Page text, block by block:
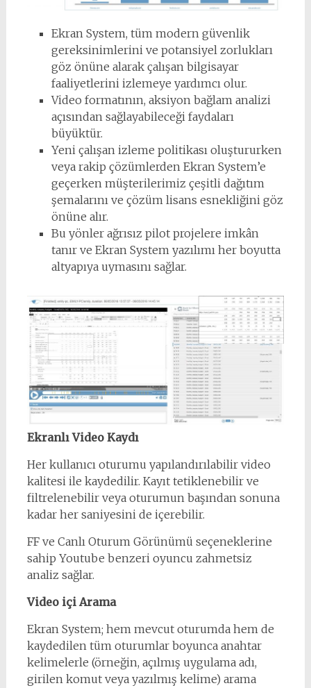
Ekran System, tüm modern güvenlik
gereksinimlerini ve potansiyel zorlukları
göz önüne alarak çalışan bilgisayar
faaliyetlerini izlemeye yardımcı olur.
Video formatının, aksiyon bağlam analizi
açısından sağlayabileceği faydaları
büyüktür.
Yeni çalışan izleme politikası oluştururken
veya rakip çözümlerden Ekran System’e
geçerken müşterilerimiz çeşitli dağıtım
şemalarını ve çözüm lisans esnekliğini göz
önüne alır.
Bu yönler ağrısız pilot projelere imkân
tanır ve Ekran System yazılımı her boyutta
altyapıya uymasını sağlar.
Ekranlı Video Kaydı
Her kullanıcı oturumu yapılandırılabilir video
kalitesi ile kaydedilir. Kayıt tetiklenebilir ve
filtrelenebilir veya oturumun başından sonuna
kadar her saniyesini de içerebilir.
FF ve Canlı Oturum Görünümü seçeneklerine
sahip Youtube benzeri oyuncu zahmetsiz
analiz sağlar.
Video içi Arama
Ekran System; hem mevcut oturumda hem de
kaydedilen tüm oturumlar boyunca anahtar
kelimelerle (örneğin, açılmış uygulama adı,
girilen komut veya yazılmış kelime) arama